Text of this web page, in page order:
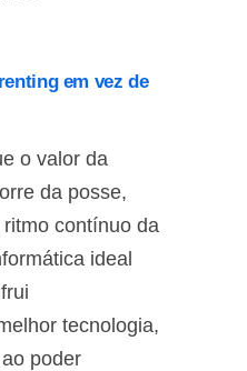
em vez de
o valor da
da posse,
contínuo da
ideal
tecnologia,
poder